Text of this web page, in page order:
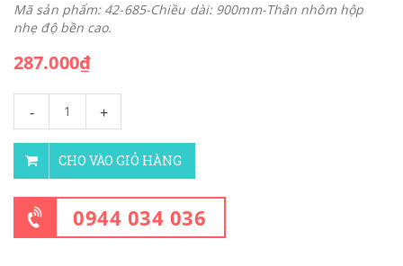
Mã sản phẩm: 42-685-Chiều dài: 900mm-Thân nhôm hộp
nhẹ độ bền cao.
287.000₫
- +
CHO VÀO GIỎ HÀNG
0944 034 036